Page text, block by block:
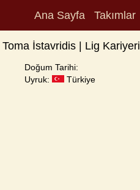
Ana Sayfa Takımlar
Toma İstavridis | Lig Kariyeri
Doğum Tarihi:
Uyruk:
Türkiye